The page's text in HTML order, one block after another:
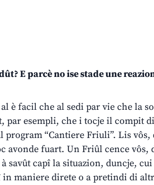
E parcè no ise stade une
è facil che al sedi par vie che la
par esempli, che i tocje il compit
program “Cantiere Friuli”. Lis
avonde fuart. Un Friûl cence
savût capî la situazion, duncje,
in maniere direte o a pretindi di